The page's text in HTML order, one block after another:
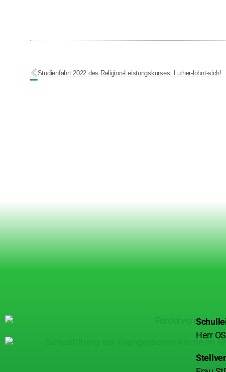
Studienfahrt 2022 des Religion-Leistungskurses: Luther-lohnt-sich!
Herr